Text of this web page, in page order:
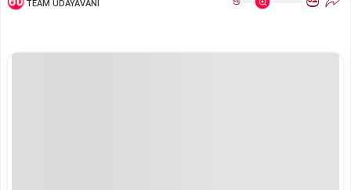
TEAM UDAYAVANI